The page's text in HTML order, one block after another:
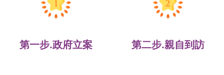
第一步.政府立案 第二步.親自到訪